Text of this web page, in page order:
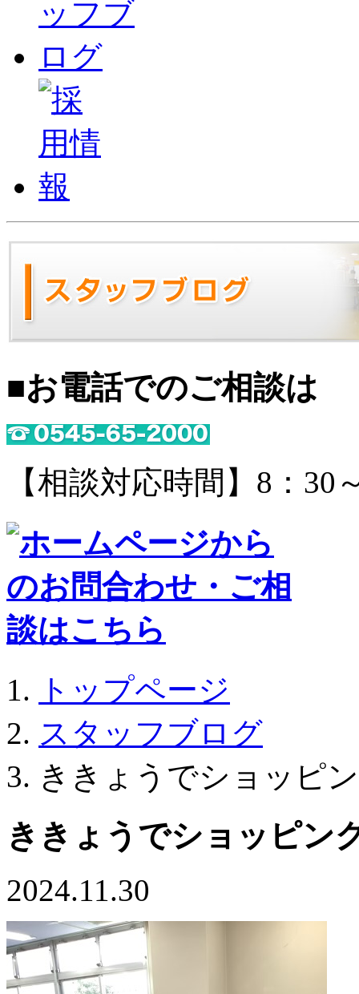
■お電話でのご相談は
【相談対応時間】8：30
トップページ
スタッフブログ
ききょうでショッピ
ききょうでショッピン
2024.11.30